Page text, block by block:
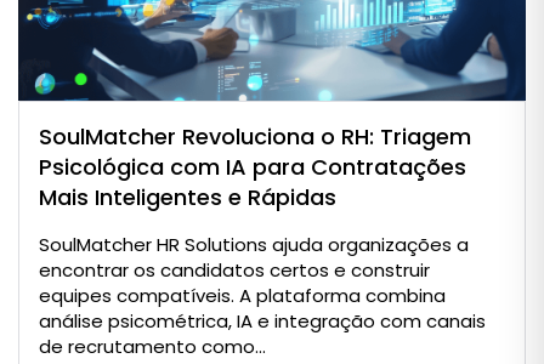
SoulMatcher Revoluciona o RH: Triagem
Psicológica com IA para Contratações
Mais Inteligentes e Rápidas
SoulMatcher HR Solutions ajuda organizações a
encontrar os candidatos certos e construir
equipes compatíveis. A plataforma combina
análise psicométrica, IA e integração com canais
de recrutamento como...